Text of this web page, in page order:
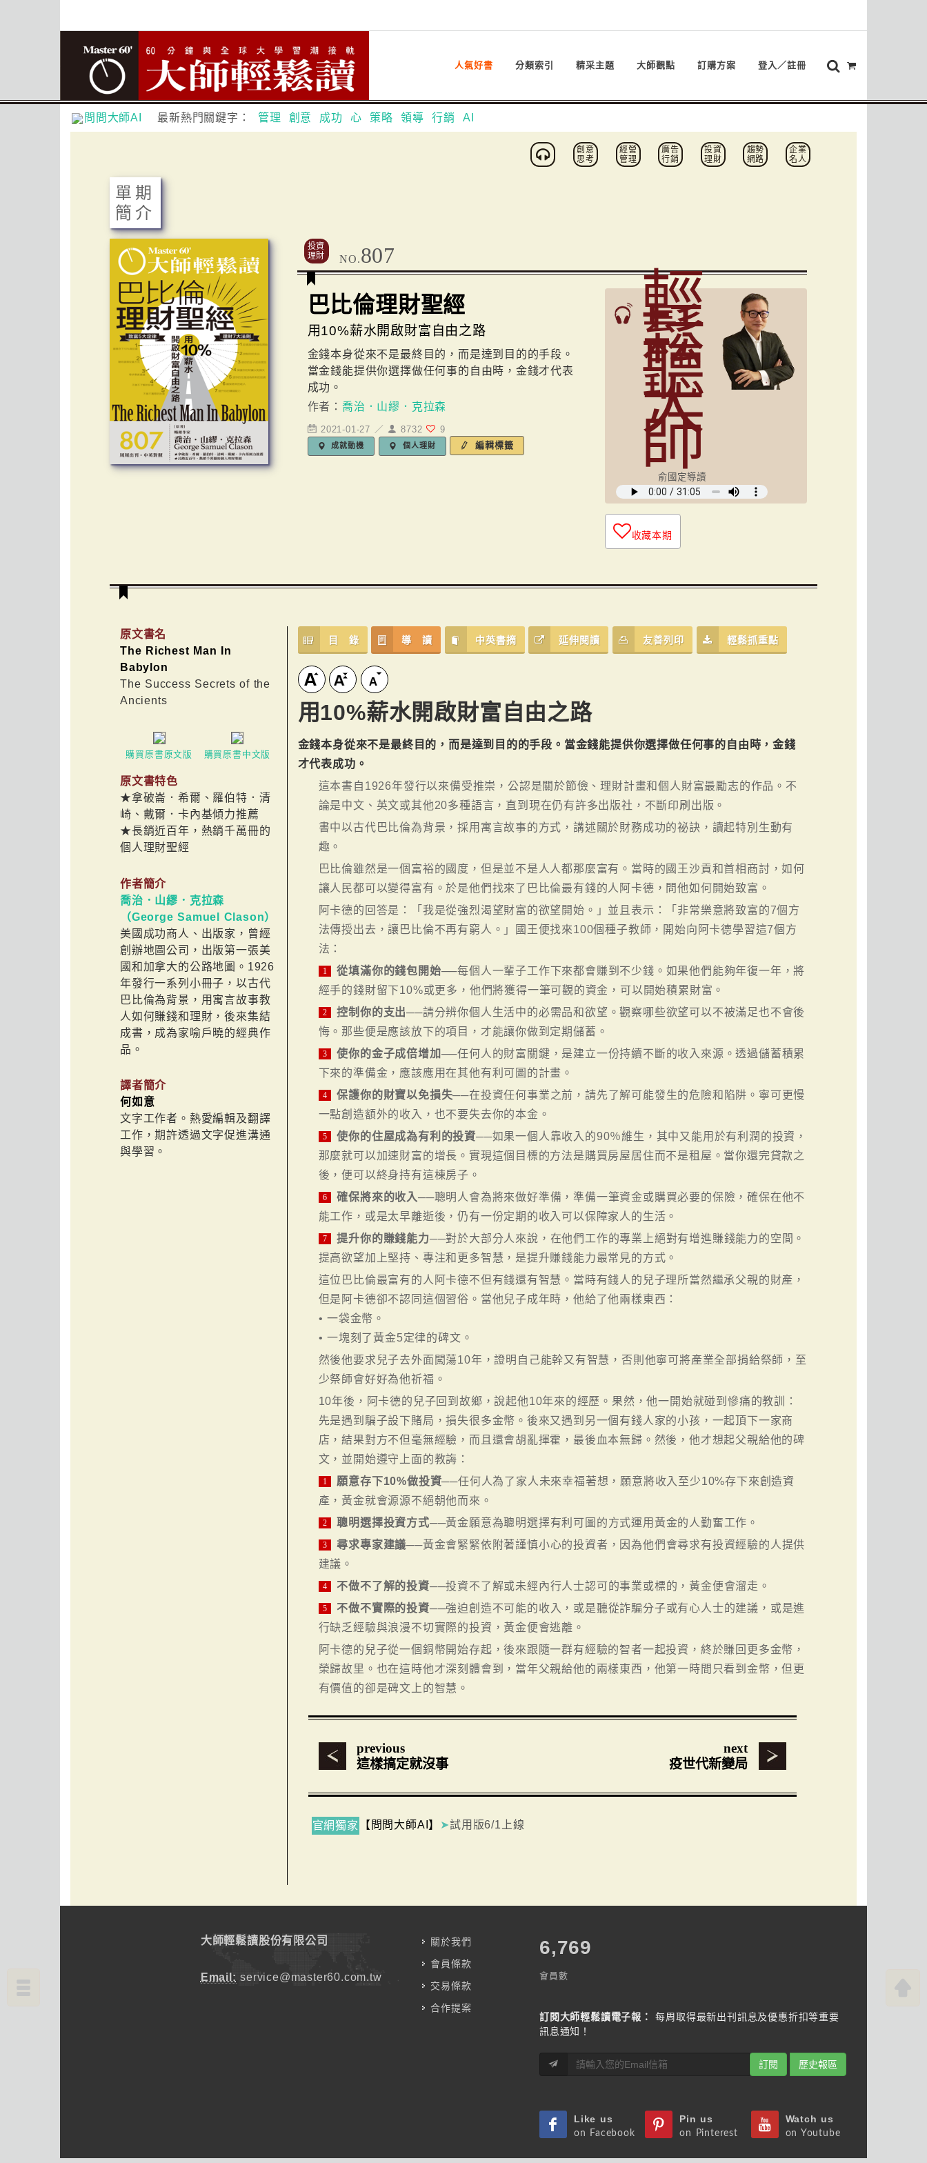
人氣好書 分類索引 精采主題 大師觀點 訂購方案 登入／註冊
問問大師AI 最新熱門關鍵字： 管理 創意 成功 心 策略 領導 行銷 AI
創意
思考
經營
管理
廣告
行銷
投資
理財
趨勢
網路
企業
名人
單期
簡介
投資
理財
NO.807
巴比倫理財聖經
用10%薪水開啟財富自由之路
金錢本身從來不是最終目的，而是達到目的的手段。
當金錢能提供你選擇做任何事的自由時，金錢才代表
成功。
作者： 喬治．山繆．克拉森
2021-01-27 ／ 8732 9
成就動機 個人理財 編輯標籤
輕
鬆
聽
大
師
俞國定導讀
收藏本期
原文書名
The Richest Man In
Babylon
The Success Secrets of the
Ancients
購買原書原文版 購買原書中文版
原文書特色
★拿破崙．希爾、羅伯特．清
崎、戴爾．卡內基傾力推薦
★長銷近百年，熱銷千萬冊的
個人理財聖經
作者簡介
喬治．山繆．克拉森
（George Samuel Clason）
美國成功商人、出版家，曾經
創辦地圖公司，出版第一張美
國和加拿大的公路地圖。1926
年發行一系列小冊子，以古代
巴比倫為背景，用寓言故事教
人如何賺錢和理財，後來集結
成書，成為家喻戶曉的經典作
品。
譯者簡介
何如意
文字工作者。熱愛編輯及翻譯
工作，期許透過文字促進溝通
與學習。
目 錄 導 讀 中英書摘 延伸閱讀 友善列印 輕鬆抓重點
用10%薪水開啟財富自由之路
金錢本身從來不是最終目的，而是達到目的的手段。當金錢能提供你選擇做任何事的自由時，金錢
才代表成功。
這本書自1926年發行以來備受推崇，公認是關於節儉、理財計畫和個人財富最勵志的作品。不
論是中文、英文或其他20多種語言，直到現在仍有許多出版社，不斷印刷出版。
書中以古代巴比倫為背景，採用寓言故事的方式，講述關於財務成功的祕訣，讀起特別生動有
趣。
巴比倫雖然是一個富裕的國度，但是並不是人人都那麼富有。當時的國王沙貢和首相商討，如何
讓人民都可以變得富有。於是他們找來了巴比倫最有錢的人阿卡德，問他如何開始致富。
阿卡德的回答是：「我是從強烈渴望財富的欲望開始。」並且表示：「非常樂意將致富的7個方
法傳授出去，讓巴比倫不再有窮人。」國王便找來100個種子教師，開始向阿卡德學習這7個方
法：
1 從填滿你的錢包開始──每個人一輩子工作下來都會賺到不少錢。如果他們能夠年復一年，將
經手的錢財留下10%或更多，他們將獲得一筆可觀的資金，可以開始積累財富。
2 控制你的支出──請分辨你個人生活中的必需品和欲望。觀察哪些欲望可以不被滿足也不會後
悔。那些便是應該放下的項目，才能讓你做到定期儲蓄。
3 使你的金子成倍增加──任何人的財富關鍵，是建立一份持續不斷的收入來源。透過儲蓄積累
下來的準備金，應該應用在其他有利可圖的計畫。
4 保護你的財寶以免損失──在投資任何事業之前，請先了解可能發生的危險和陷阱。寧可更慢
一點創造額外的收入，也不要失去你的本金。
5 使你的住屋成為有利的投資──如果一個人靠收入的90％維生，其中又能用於有利潤的投資，
那麼就可以加速財富的增長。實現這個目標的方法是購買房屋居住而不是租屋。當你還完貸款之
後，便可以終身持有這棟房子。
6 確保將來的收入──聰明人會為將來做好準備，準備一筆資金或購買必要的保險，確保在他不
能工作，或是太早離逝後，仍有一份定期的收入可以保障家人的生活。
7 提升你的賺錢能力──對於大部分人來說，在他們工作的專業上絕對有增進賺錢能力的空間。
提高欲望加上堅持、專注和更多智慧，是提升賺錢能力最常見的方式。
這位巴比倫最富有的人阿卡德不但有錢還有智慧。當時有錢人的兒子理所當然繼承父親的財產，
但是阿卡德卻不認同這個習俗。當他兒子成年時，他給了他兩樣東西：
• 一袋金幣。
• 一塊刻了黃金5定律的碑文。
然後他要求兒子去外面闖蕩10年，證明自己能幹又有智慧，否則他寧可將產業全部捐給祭師，至
少祭師會好好為他祈福。
10年後，阿卡德的兒子回到故鄉，說起他10年來的經歷。果然，他一開始就碰到慘痛的教訓：
先是遇到騙子設下賭局，損失很多金幣。後來又遇到另一個有錢人家的小孩，一起頂下一家商
店，結果對方不但毫無經驗，而且還會胡亂揮霍，最後血本無歸。然後，他才想起父親給他的碑
文，並開始遵守上面的教誨：
1 願意存下10%做投資──任何人為了家人未來幸福著想，願意將收入至少10%存下來創造資
產，黃金就會源源不絕朝他而來。
2 聰明選擇投資方式──黃金願意為聰明選擇有利可圖的方式運用黃金的人勤奮工作。
3 尋求專家建議──黃金會緊緊依附著謹慎小心的投資者，因為他們會尋求有投資經驗的人提供
建議。
4 不做不了解的投資──投資不了解或未經內行人士認可的事業或標的，黃金便會溜走。
5 不做不實際的投資──強迫創造不可能的收入，或是聽從詐騙分子或有心人士的建議，或是進
行缺乏經驗與浪漫不切實際的投資，黃金便會逃離。
阿卡德的兒子從一個銅幣開始存起，後來跟隨一群有經驗的智者一起投資，終於賺回更多金幣，
榮歸故里。也在這時他才深刻體會到，當年父親給他的兩樣東西，他第一時間只看到金幣，但更
有價值的卻是碑文上的智慧。
previous
這樣搞定就沒事
next
疫世代新變局
官網獨家 【問問大師AI】 ➤試用版6/1上線
大師輕鬆讀股份有限公司
Email: service@master60.com.tw
關於我們
會員條款
交易條款
合作提案
7,787
會員數
訂閱大師輕鬆讀電子報：
每周取得最新出刊訊息及優惠折扣等重要
訊息通知！
訂閱 歷史報區
Like us
on Facebook
Pin us
on Pinterest
Watch us
on Youtube